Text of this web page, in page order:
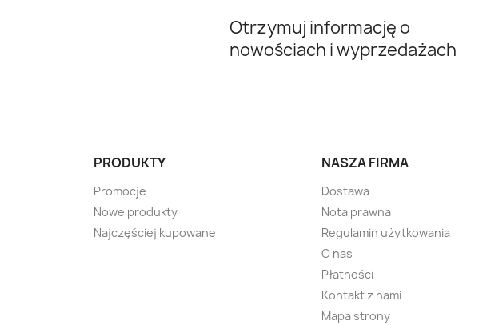
Otrzymuj informację o
nowościach i wyprzedażach
PRODUKTY
Promocje
Nowe produkty
Najczęściej kupowane
NASZA FIRMA
Dostawa
Nota prawna
Regulamin użytkowania
O nas
Płatności
Kontakt z nami
Mapa strony